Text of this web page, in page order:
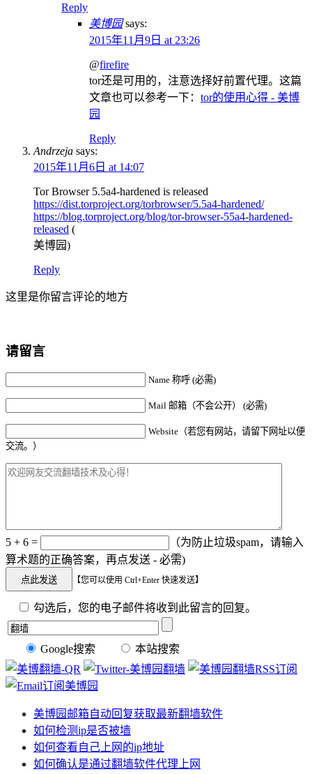
Reply
美博园 says:
2015年11月9日 at 23:26
@firefire
tor还是可用的，注意选择好前置代理。这篇
文章也可以参考一下： tor的使用心得 - 美博
园
Reply
Andrzeja says:
2015年11月6日 at 14:07
Tor Browser 5.5a4-hardened is released
https://dist.torproject.org/torbrowser/5.5a4-hardened/
https://blog.torproject.org/blog/tor-browser-55a4-hardened-
released (
美博园)
Reply
这里是你留言评论的地方
请留言
Name 称呼 (必需)
Mail 邮箱（不会公开） (必需)
Website（若您有网站，请留下网址以便
交流。）
5 + 6 =
（为防止垃圾spam，请输入
算术题的正确答案，再点发送 - 必需)
【您可以使用 Ctrl+Enter 快速发送】
勾选后，您的电子邮件将收到此留言的回复。
Google搜索 本站搜索
美博园邮箱自动回复获取最新翻墙软件
如何检测ip是否被墙
如何查看自己上网的ip地址
如何确认是通过翻墙软件代理上网